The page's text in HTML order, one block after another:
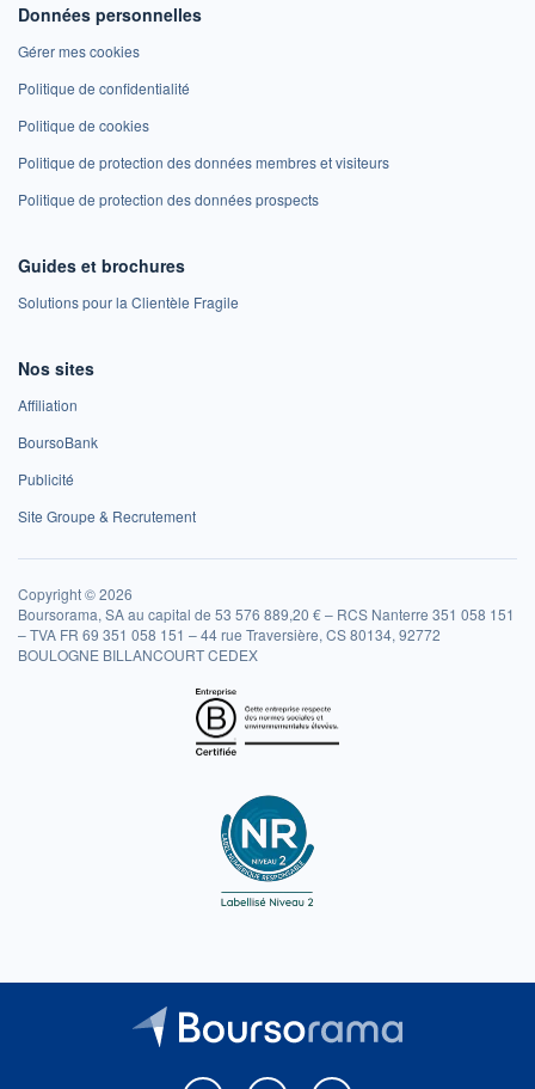
Données personnelles
Gérer mes cookies
Politique de confidentialité
Politique de cookies
Politique de protection des données membres et visiteurs
Politique de protection des données prospects
Guides et brochures
Solutions pour la Clientèle Fragile
Nos sites
Affiliation
BoursoBank
Publicité
Site Groupe & Recrutement
Copyright © 2026
Boursorama, SA au capital de 53 576 889,20 € – RCS Nanterre 351 058 151
– TVA FR 69 351 058 151 – 44 rue Traversière, CS 80134, 92772
BOULOGNE BILLANCOURT CEDEX